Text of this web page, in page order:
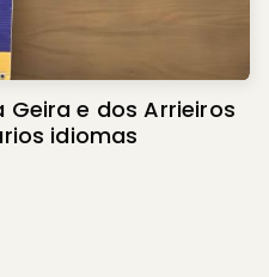
e dos Arrieiros
idiomas